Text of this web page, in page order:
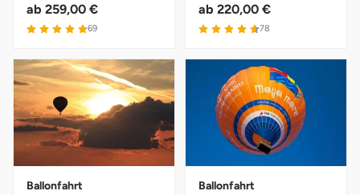
ab 259,00 €
4.9 von 5
69
ab 220,00 €
4.6 von 5
78
Ballonfahrt Ballonfahrt